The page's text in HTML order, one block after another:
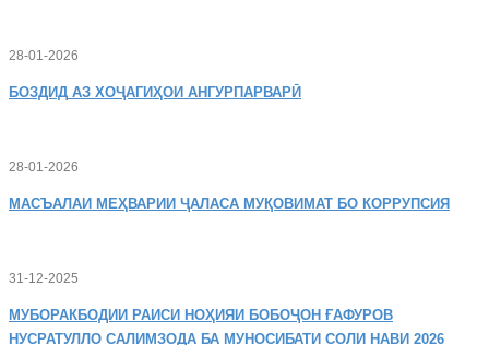
28-01-2026
БОЗДИД АЗ ХОҶАГИҲОИ АНГУРПАРВАРӢ
28-01-2026
МАСЪАЛАИ МЕҲВАРИИ ҶАЛАСА МУҚОВИМАТ БО КОРРУПСИЯ
31-12-2025
МУБОРАКБОДИИ РАИСИ НОҲИЯИ БОБОҶОН ҒАФУРОВ
НУСРАТУЛЛО САЛИМЗОДА БА МУНОСИБАТИ СОЛИ НАВИ 2026